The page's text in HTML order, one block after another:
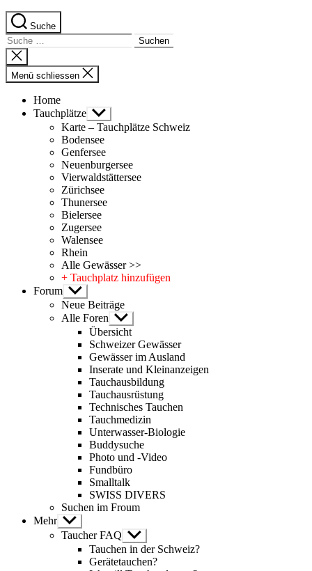
Suche
Suche
nach:
Suche
schliessen
Menü schliessen
Home
Tauchplätze Untermenü
anzeigen
Karte – Tauchplätze Schweiz
Bodensee
Genfersee
Neuenburgersee
Vierwaldstättersee
Zürichsee
Thunersee
Bielersee
Zugersee
Walensee
Rhein
Alle Gewässer >>
+ Tauchplatz hinzufügen
Forum Untermenü
anzeigen
Neue Beiträge
Alle Foren Untermenü
anzeigen
Übersicht
Schweizer Gewässer
Gewässer im Ausland
Inserate und Kleinanzeigen
Tauchausbildung
Tauchausrüstung
Technisches Tauchen
Tauchmedizin
Unterwasser-Biologie
Buddysuche
Photo und -Video
Fundbüro
Smalltalk
SWISS DIVERS
Suchen im Froum
Mehr Untermenü
anzeigen
Taucher FAQ Untermenü
anzeigen
Tauchen in der Schweiz?
Gerätetauchen?